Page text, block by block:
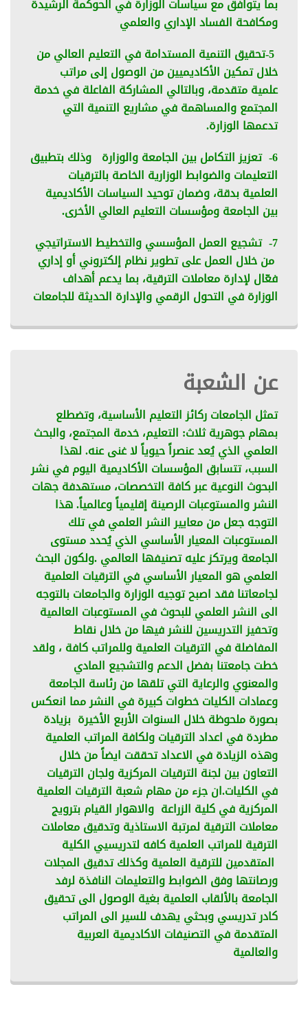
بما يتوافق مع سياسات الوزارة في الحوكمة الرشيدة
ومكافحة الفساد الإداري والعلمي
5-تحقيق التنمية المستدامة في التعليم العالي من
خلال تمكين الأكاديميين من الوصول إلى مراتب
علمية متقدمة، وبالتالي المشاركة الفاعلة في خدمة
المجتمع والمساهمة في مشاريع التنمية التي
تدعمها الوزارة.
6- تعزيز التكامل بين الجامعة والوزارة وذلك بتطبيق
التعليمات والضوابط الوزارية الخاصة بالترقيات
العلمية بدقة، وضمان توحيد السياسات الأكاديمية
بين الجامعة ومؤسسات التعليم العالي الأخرى.
7- تشجيع العمل المؤسسي والتخطيط الاستراتيجي
من خلال العمل على تطوير نظام إلكتروني أو إداري
فعّال لإدارة معاملات الترقية، بما يدعم أهداف
الوزارة في التحول الرقمي والإدارة الحديثة للجامعات
عن الشعبة
تمثل الجامعات ركائز التعليم الأساسية، وتضطلع
بمهام جوهرية ثلاث: التعليم، خدمة المجتمع، والبحث
العلمي الذي يُعد عنصراً حيوياً لا غنى عنه. لهذا
السبب، تتسابق المؤسسات الأكاديمية اليوم في نشر
البحوث النوعية عبر كافة التخصصات، مستهدفة جهات
النشر والمستوعبات الرصينة إقليمياً وعالمياً. هذا
التوجه جعل من معايير النشر العلمي في تلك
المستوعبات المعيار الأساسي الذي يُحدد مستوى
الجامعة ويرتكز عليه تصنيفها العالمي .ولكون البحث
العلمي هو المعيار الأساسي في الترقيات العلمية
لجامعاتنا فقد اصبح توجيه الوزارة والجامعات بالتوجه
الى النشر العلمي للبحوث في المستوعبات العالمية
وتحفيز التدريسين للنشر فيها من خلال نقاط
المفاضلة في الترقيات العلمية وللمراتب كافة ، ولقد
خطت جامعتنا بفضل الدعم والتشجيع المادي
والمعنوي والرعاية التي تلقها من رئاسة الجامعة
وعمادات الكليات خطوات كبيرة في النشر مما انعكس
بصورة ملحوظة خلال السنوات الأربع الأخيرة بزيادة
مطردة في اعداد الترقيات ولكافة المراتب العلمية
وهذه الزيادة في الاعداد تحققت ايضاً من خلال
التعاون بين لجنة الترقيات المركزية ولجان الترقيات
في الكليات.ان جزء من مهام شعبة الترقيات العلمية
المركزية في كلية الزراعة والاهوار القيام بترويج
معاملات الترقية لمرتبة الاستاذية وتدقيق معاملات
الترقية للمراتب العلمية كافه لتدريسيي الكلية
المتقدمين للترقية العلمية وكذلك تدقيق المجلات
ورصانتها وفق الضوابط والتعليمات النافذة لرفد
الجامعة بالألقاب العلمية بغية الوصول الى تحقيق
كادر تدريسي وبحثي يهدف للسير الى المراتب
المتقدمة في التصنيفات الاكاديمية العربية
والعالمية